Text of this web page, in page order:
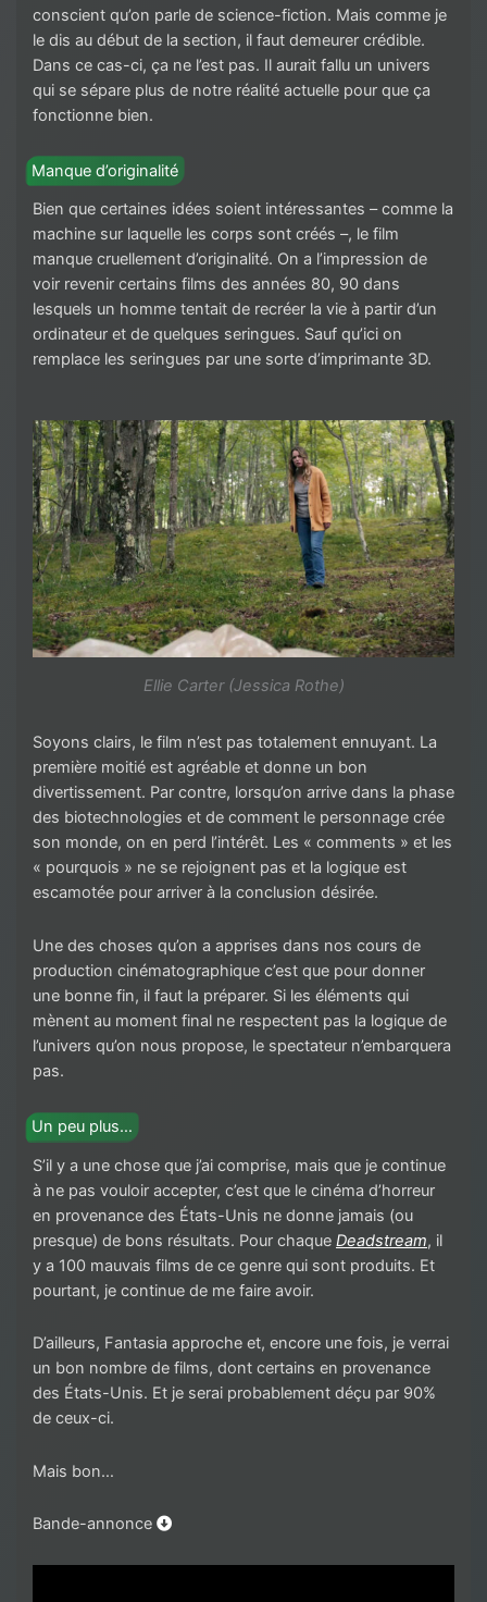
conscient qu’on parle de science-fiction. Mais comme je
le dis au début de la section, il faut demeurer crédible.
Dans ce cas-ci, ça ne l’est pas. Il aurait fallu un univers
qui se sépare plus de notre réalité actuelle pour que ça
fonctionne bien.
Manque d’originalité
Bien que certaines idées soient intéressantes – comme la
machine sur laquelle les corps sont créés –, le film
manque cruellement d’originalité. On a l’impression de
voir revenir certains films des années 80, 90 dans
lesquels un homme tentait de recréer la vie à partir d’un
ordinateur et de quelques seringues. Sauf qu’ici on
remplace les seringues par une sorte d’imprimante 3D.
Ellie Carter (Jessica Rothe)
Soyons clairs, le film n’est pas totalement ennuyant. La
première moitié est agréable et donne un bon
divertissement. Par contre, lorsqu’on arrive dans la phase
des biotechnologies et de comment le personnage crée
son monde, on en perd l’intérêt. Les « comments » et les
« pourquois » ne se rejoignent pas et la logique est
escamotée pour arriver à la conclusion désirée.
Une des choses qu’on a apprises dans nos cours de
production cinématographique c’est que pour donner
une bonne fin, il faut la préparer. Si les éléments qui
mènent au moment final ne respectent pas la logique de
l’univers qu’on nous propose, le spectateur n’embarquera
pas.
Un peu plus…
S’il y a une chose que j’ai comprise, mais que je continue
à ne pas vouloir accepter, c’est que le cinéma d’horreur
en provenance des États-Unis ne donne jamais (ou
presque) de bons résultats. Pour chaque Deadstream, il
y a 100 mauvais films de ce genre qui sont produits. Et
pourtant, je continue de me faire avoir.
D’ailleurs, Fantasia approche et, encore une fois, je verrai
un bon nombre de films, dont certains en provenance
des États-Unis. Et je serai probablement déçu par 90%
de ceux-ci.
Mais bon…
Bande-annonce